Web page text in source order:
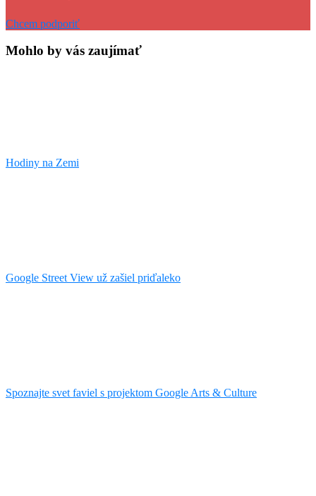
Chcem podporiť
Mohlo by vás zaujímať
Hodiny na Zemi
Google Street View už zašiel priďaleko
Spoznajte svet faviel s projektom Google Arts & Culture